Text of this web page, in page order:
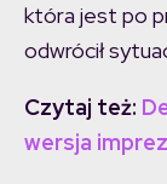
która jest po
odwrócił
Czytaj też:
wersja